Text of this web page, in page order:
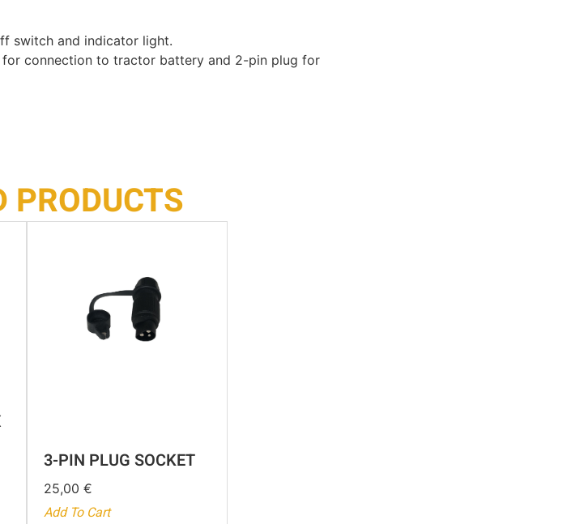
switch and indicator light.
connection to tractor battery and 2-pin plug for
PRODUCTS
3-PIN PLUG SOCKET
25,00 €
Add To Cart